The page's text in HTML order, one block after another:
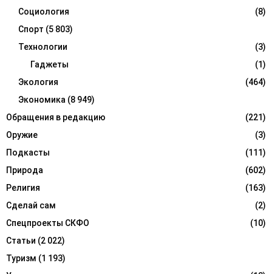
Социология
(8)
Спорт (5 803)
Технологии
(3)
Гаджеты
(1)
Экология
(464)
Экономика (8 949)
Обращения в редакцию
(221)
Оружие
(3)
Подкасты
(111)
Природа
(602)
Религия
(163)
Сделай сам
(2)
Спецпроекты СКФО
(10)
Статьи (2 022)
Туризм (1 193)